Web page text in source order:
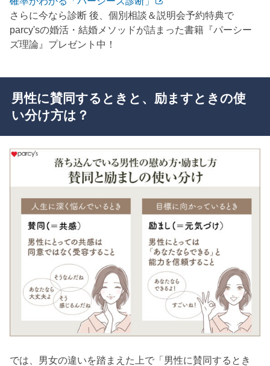
さらに今なら診断 後、個別相談＆説明会予約特典で
parcy'sの婚活・結婚メソッドが詰まった書籍『パーシー
ズ理論』プレゼント中！
男性に賛同するときと、励ますときの使
い分け方は？
では、男女の違いを踏まえた上で「男性に賛同するとき